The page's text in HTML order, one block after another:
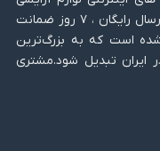
بهداشتی و زیبایی با پایبندی به سه اصل ارسال رایگان ، ۷ روز ضمانت
است که به بزرگ‌ترین
ایران تبدیل شود.مشتری